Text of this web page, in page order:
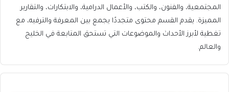
المجتمعية، والفنون، والكتب، والأعمال الدرامية، والابتكارات، والتقارير
المميزة. يقدم القسم محتوى متجددًا يجمع بين المعرفة والترفيه، مع
تغطية لأبرز الأحداث والموضوعات التي تستحق المتابعة في الخليج
والعالم.